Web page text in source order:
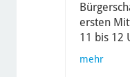
ersten
11 bis 12
mehr